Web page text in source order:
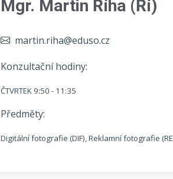
Mgr. Martin Říha (Ří)
martin.riha@eduso.cz
Konzultační hodiny:
ČTVRTEK 9:50 - 11:35
Předměty:
Digitální fotografie (DIF), Reklamní fotografie